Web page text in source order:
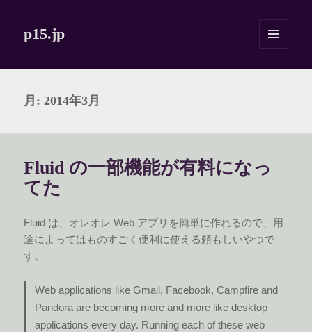
p15.jp
月:2014年3月
Fluid の一部機能が有料になっ
てた
Fluid は、オレオレ Web アプリを簡単に作れるので、用
途によってはものすごく便利に使える頼もしいやつで
す。
Web applications like Gmail, Facebook, Campfire and
Pandora are becoming more and more like desktop
applications every day. Running each of these web